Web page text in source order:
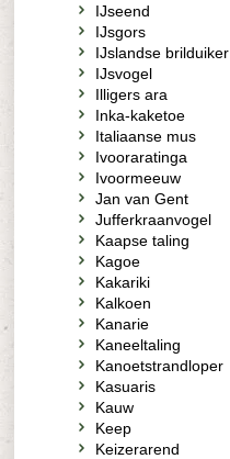
IJseend
IJsgors
IJslandse brilduiker
IJsvogel
Illigers ara
Inka-kaketoe
Italiaanse mus
Ivooraratinga
Ivoormeeuw
Jan van Gent
Jufferkraanvogel
Kaapse taling
Kagoe
Kakariki
Kalkoen
Kanarie
Kaneeltaling
Kanoetstrandloper
Kasuaris
Kauw
Keep
Keizerarend